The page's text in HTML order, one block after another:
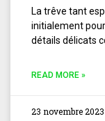
La trêve tant
initialement
détails délicats
READ MORE »
23 novembre 2023